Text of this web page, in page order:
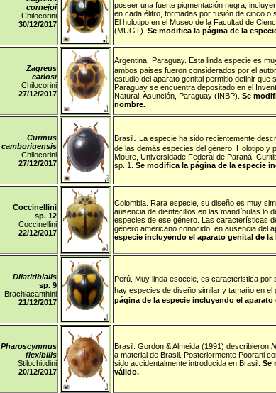
cornejoi
Chilocorini
30/12/2017
poseer una fuerte pigmentación negra,
en cada élitro, formadas por fusión de cinco o
El holotipo en el Museo de la Facultad de
(MUGT). Se modifica la página de la
Zagreus
carlosi
Chilocorini
27/12/2017
Argentina, Paraguay. Esta linda especie es
ambos paises fueron considerados por el
estudio del aparato genital permitio definir que
Paraguay se encuentra depositado en el
Natural, Asunción, Paraguay (INBP). Se
nombre.
Curinus
camboriuensis
Chilocorini
27/12/2017
Brasil. La especie ha sido recientemente
de las demás especies del género. Holotipo y
Moure, Universidade Federal de Paraná.
sp. 1. Se modifica la página de la especie
Coccinellini
sp. 12
Coccinellini
22/12/2017
Colombia. Rara especie, su diseño es muy
ausencia de dientecillos en las mandíbulas lo
especies de ese género. Las características
género americano conocido, en ausencia del
especie incluyendo el aparato genital de la
Dilatitibialis
sp. 9
Brachiacanthini
21/12/2017
Perú. Muy linda esoecie, es caracteristica por
hay especies de diseño similar y tamaño en
página de la especie incluyendo el aparato
Pharoscymnus
flexibilis
Stilochitidini
20/12/2017
Brasil. Gordon & Almeida (1991) describieron
a material de Brasil. Posteriormente Poorani
sido accidentalmente introducida en Brasil. Se
válido.